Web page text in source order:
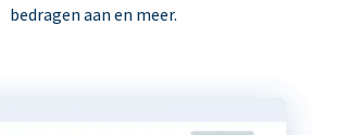
bedragen aan en meer.